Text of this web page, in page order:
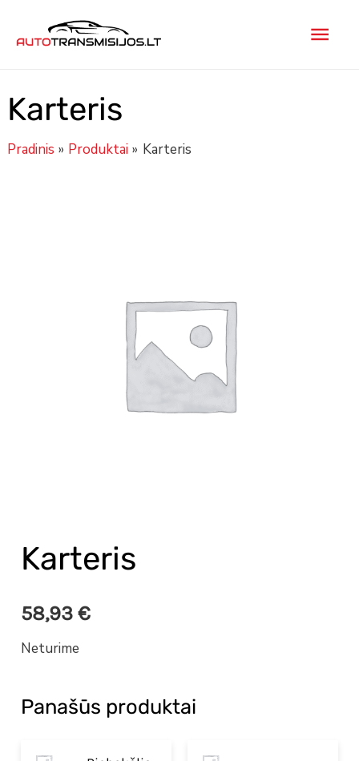
prie
Karteris
Pradinis Produktai Karteris
Karteris
58,93€
Neturime
Panašūs produktai